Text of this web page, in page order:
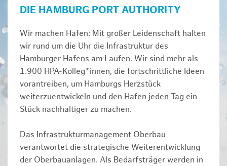
DIE HAMBURG PORT AUTHORITY
Wir machen Hafen: Mit großer Leidenschaft halten
wir rund um die Uhr die Infrastruktur des
Hamburger Hafens am Laufen. Wir sind mehr als
1.900 HPA-Kolleg*innen, die fortschrittliche Ideen
vorantreiben, um Hamburgs Herzstück
weiterzuentwickeln und den Hafen jeden Tag ein
Stück nachhaltiger zu machen.
Das Infrastrukturmanagement Oberbau
verantwortet die strategische Weiterentwicklung
der Oberbauanlagen. Als Bedarfsträger werden in